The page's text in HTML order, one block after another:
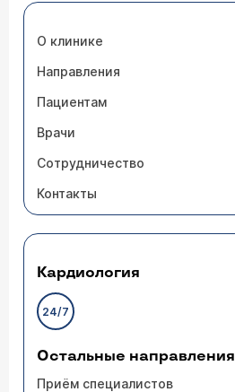
О клинике
Направления
Пациентам
Врачи
Сотрудничество
Контакты
Кардиология
24/7
Остальные направления
Приём специалистов